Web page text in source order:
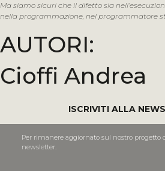
Ma siamo sicuri che il difetto sia
nella programmazione, nel programmatore
AUTORI:
Cioffi Andrea
ISCRIVITI ALLA
Per rimanere aggiornato sul nostro progetto
newsletter.